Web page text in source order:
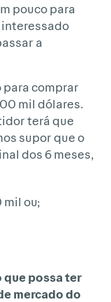
pouco para
interessado
a
comprar
mil dólares.
terá que
supor que o
dos 6 meses,
mil ou;
possa ter
mercado do